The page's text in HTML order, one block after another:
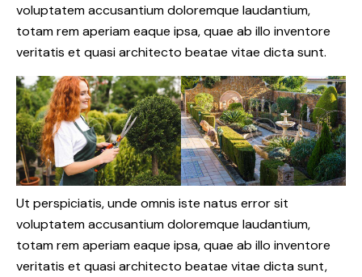
voluptatem accusantium doloremque laudantium,
totam rem aperiam eaque ipsa, quae ab illo inventore
veritatis et quasi architecto beatae vitae dicta sunt.
Ut perspiciatis, unde omnis iste natus error sit
voluptatem accusantium doloremque laudantium,
totam rem aperiam eaque ipsa, quae ab illo inventore
veritatis et quasi architecto beatae vitae dicta sunt,